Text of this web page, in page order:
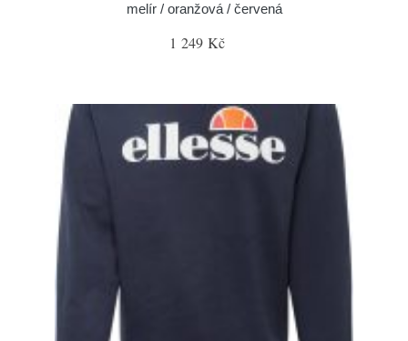
melír / oranžová / červená
1 249 Kč